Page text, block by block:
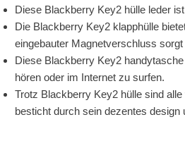
Diese Blackberry Key2 hülle leder
Die Blackberry Key2 klapphülle
eingebauter Magnetverschluss
Diese Blackberry Key2
hören oder im Internet zu surfen.
Trotz Blackberry Key2 hülle sind
besticht durch sein dezentes